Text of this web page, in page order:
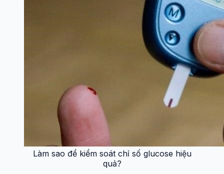
Làm sao để kiểm soát chỉ số glucose hiệu
quả?